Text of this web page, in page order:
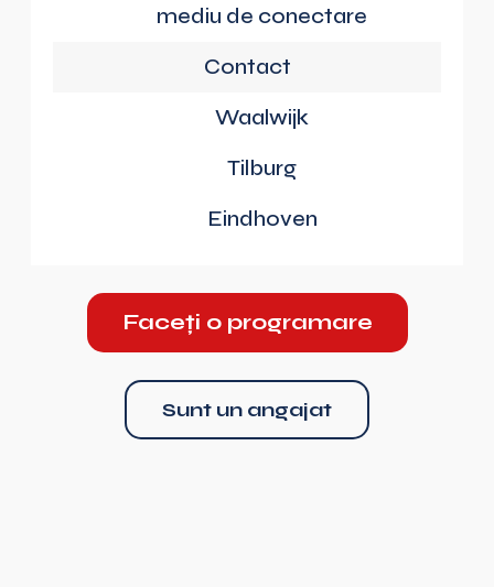
mediu de conectare
Contact
Waalwijk
Tilburg
Eindhoven
Faceți o programare
Sunt un angajat